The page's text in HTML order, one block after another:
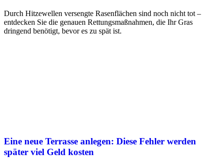
Durch Hitzewellen versengte Rasenflächen sind noch nicht tot –
entdecken Sie die genauen Rettungsmaßnahmen, die Ihr Gras
dringend benötigt, bevor es zu spät ist.
Eine neue Terrasse anlegen: Diese Fehler werden
später viel Geld kosten